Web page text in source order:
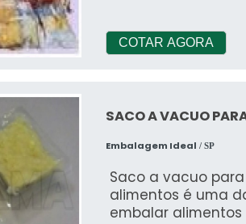
COTAR AGORA
SACO A VACUO
Embalagem Ideal / SP
Saco a vacuo
alimentos é uma
embalar alimentos